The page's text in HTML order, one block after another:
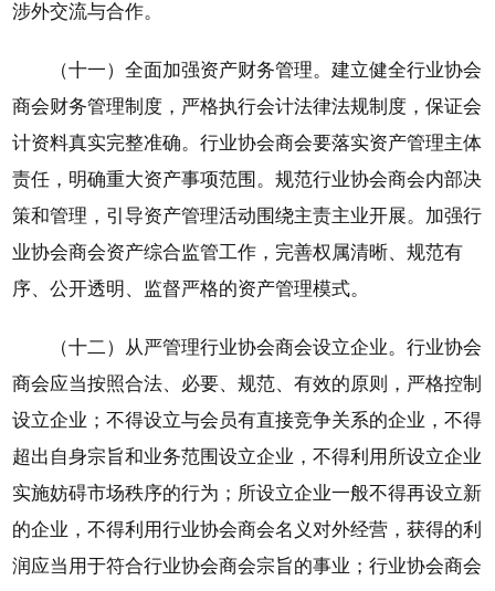
涉外交流与合作。
（十一）全面加强资产财务管理。建立健全行业协会
商会财务管理制度，严格执行会计法律法规制度，保证会
计资料真实完整准确。行业协会商会要落实资产管理主体
责任，明确重大资产事项范围。规范行业协会商会内部决
策和管理，引导资产管理活动围绕主责主业开展。加强行
业协会商会资产综合监管工作，完善权属清晰、规范有
序、公开透明、监督严格的资产管理模式。
（十二）从严管理行业协会商会设立企业。行业协会
商会应当按照合法、必要、规范、有效的原则，严格控制
设立企业；不得设立与会员有直接竞争关系的企业，不得
超出自身宗旨和业务范围设立企业，不得利用所设立企业
实施妨碍市场秩序的行为；所设立企业一般不得再设立新
的企业，不得利用行业协会商会名义对外经营，获得的利
润应当用于符合行业协会商会宗旨的事业；行业协会商会